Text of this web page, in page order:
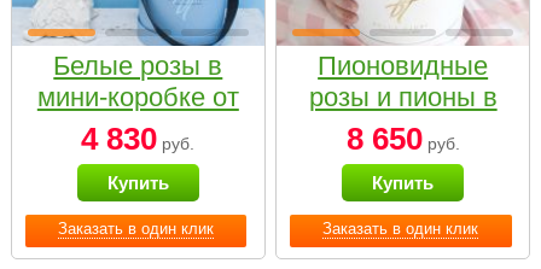
Заказать в один клик
Белые розы в
мини-коробке от
Bella Fiori
4 830 руб.
Купить
Заказать в один клик
Пионовидные
розы и пионы в
белой коробке
Small
8 650руб.
Купить